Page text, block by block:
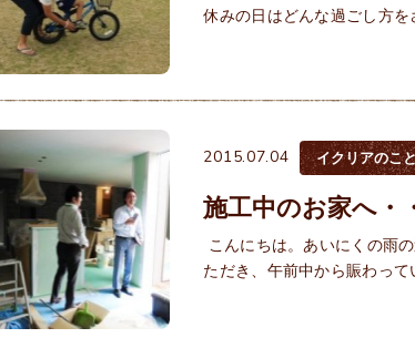
休みの日はどんな過ごし方
2015.07.04 イクリアのこ
施工中のお家へ・
こんにちは。あいにくの雨
ただき、午前中から賑わっ